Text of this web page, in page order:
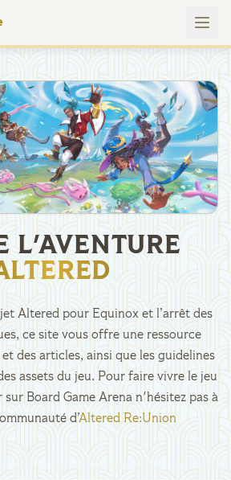
L'AVENTURE
Altered pour Equinox et l’arrêt des
ce site vous offre une ressource
et des articles, ainsi que les guidelines
assets du jeu. Pour faire vivre le jeu
Board Game Arena n'hésitez pas à
d’Altered Re:Union